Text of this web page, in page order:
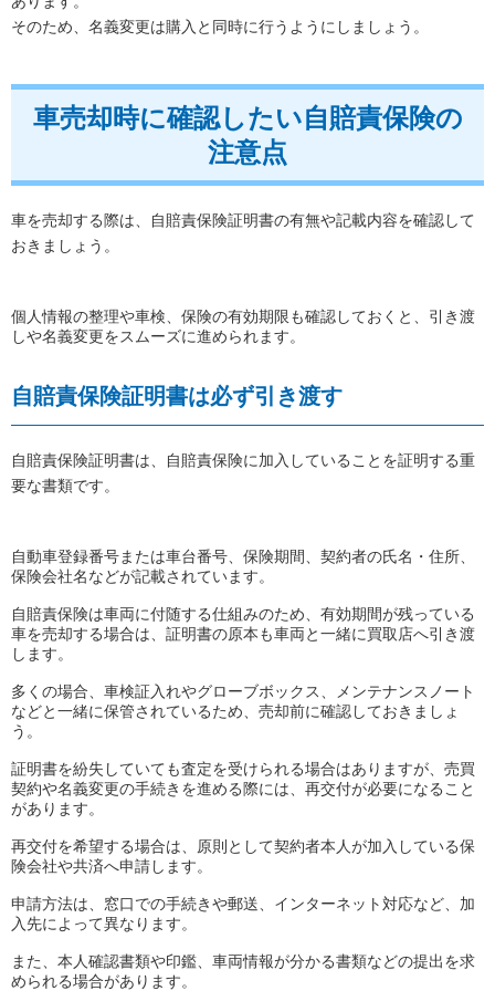
そのため、名義変更は購入と同時に行うようにしましょう。
車売却時に確認したい自賠責保険の
注意点
車を売却する際は、自賠責保険証明書の有無や記載内容を確認して
おきましょう。
個人情報の整理や車検、保険の有効期限も確認しておくと、引き渡
しや名義変更をスムーズに進められます。
自賠責保険証明書は必ず引き渡す
自賠責保険証明書は、自賠責保険に加入していることを証明する重
要な書類です。
自動車登録番号または車台番号、保険期間、契約者の氏名・住所、
保険会社名などが記載されています。
自賠責保険は車両に付随する仕組みのため、有効期間が残っている
車を売却する場合は、証明書の原本も車両と一緒に買取店へ引き渡
します。
多くの場合、車検証入れやグローブボックス、メンテナンスノート
などと一緒に保管されているため、売却前に確認しておきましょ
う。
証明書を紛失していても査定を受けられる場合はありますが、売買
契約や名義変更の手続きを進める際には、再交付が必要になること
があります。
再交付を希望する場合は、原則として契約者本人が加入している保
険会社や共済へ申請します。
申請方法は、窓口での手続きや郵送、インターネット対応など、加
入先によって異なります。
また、本人確認書類や印鑑、車両情報が分かる書類などの提出を求
められる場合があります。